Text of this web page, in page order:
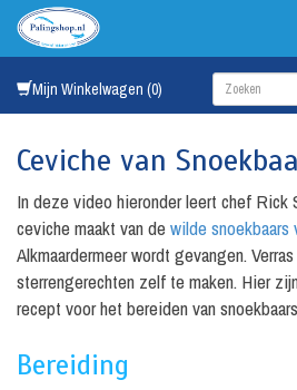
Mijn Winkelwagen (0)
Ceviche van
In deze video hieronder leert chef Rick
ceviche maakt van dewilde snoekbaars
Alkmaardermeer wordt gevangen.
sterrengerechten zelf te maken. Hier
recept voor het bereiden van
Bereiding